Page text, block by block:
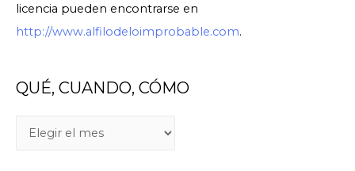
licencia pueden encontrarse en
http://www.alfilodeloimprobable.com.
QUÉ, CUANDO, CÓMO